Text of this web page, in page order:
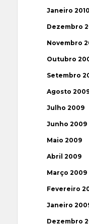
Janeiro 2010
Dezembro
Novembro
Outubro
Setembro
Agosto
Julho 2009
Junho 2009
Maio 2009
Abril 2009
Março 2009
Fevereiro
Janeiro
Dezembro